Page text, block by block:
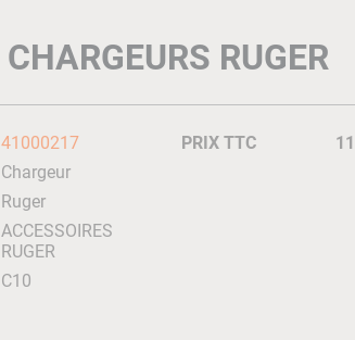
CHARGEURS RUGER
41000217
Chargeur
Ruger
ACCESSOIRES
RUGER
C10
PRIX TTC